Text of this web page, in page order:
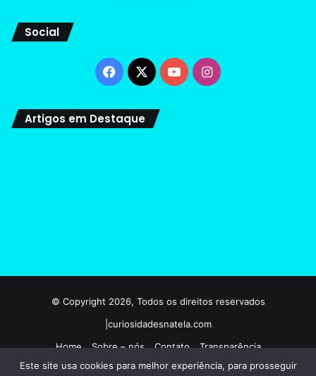
Social
Facebook
X YouTubeInstagram
Artigos em Destaque
© Copyright 2026, Todos os direitos reservados
|curiosidadesnatela.com
Home
Sobre – nós Contato
Transparência
Termos e condições de uso
Politicas de privacidade
Este site usa cookies para melhor experiência, para prosseguir